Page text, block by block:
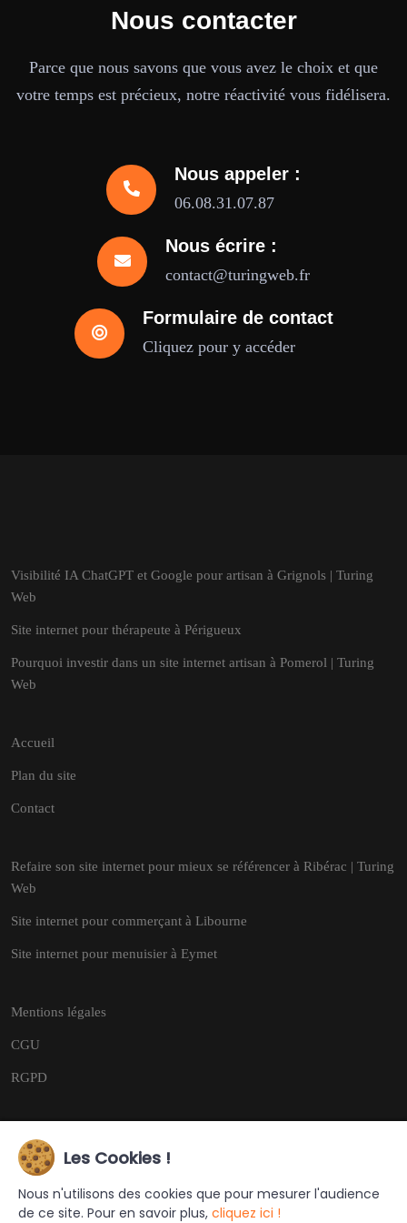
Nous contacter
Parce que nous savons que vous avez le choix et que
votre temps est précieux, notre réactivité vous fidélisera.
Nous appeler :
06.08.31.07.87
Nous écrire :
contact@turingweb.fr
Formulaire de contact
Cliquez pour y accéder
Visibilité IA ChatGPT et Google pour artisan à Grignols | Turing
Web
Site internet pour thérapeute à Périgueux
Pourquoi investir dans un site internet artisan à Pomerol | Turing
Web
Accueil
Plan du site
Contact
Refaire son site internet pour mieux se référencer à Ribérac | Turing
Web
Site internet pour commerçant à Libourne
Site internet pour menuisier à Eymet
Mentions légales
CGU
RGPD
Copyright © 2026
Ce site a été créé et est géré par Turing Web
Les Cookies !
Nous n'utilisons des cookies que pour mesurer l'audience
de ce site. Pour en savoir plus, cliquez ici !